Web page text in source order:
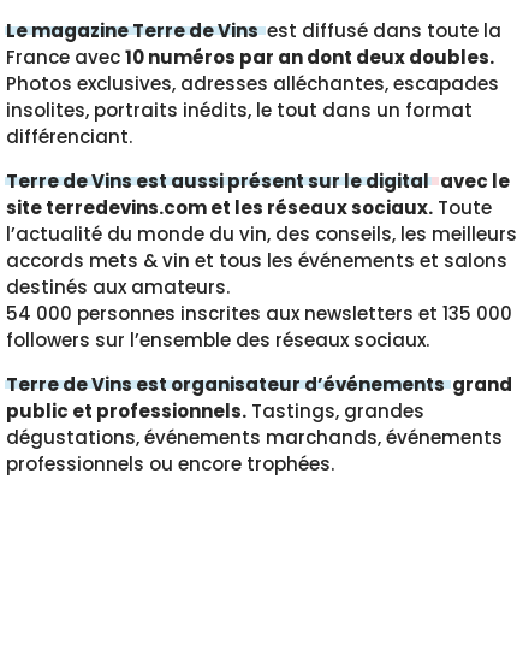
Le magazine Terre de Vins est diffusé dans toute la
France avec10 numéros par an dont deux doubles.
Photos exclusives, adresses alléchantes, escapades
insolites, portraits inédits, le tout dans un format
différenciant.
Terre de Vins est aussi présent sur le digital avec le
site terredevins.com et les réseaux sociaux. Toute
l’actualité du monde du vin, des conseils, les meilleurs
accords mets & vin et tous les événements et salons
destinés aux amateurs.
54 000 personnes inscrites aux newsletters et 135 000
followers sur l’ensemble des réseaux sociaux.
Terre de Vins est organisateur d’événementsgrand
public et professionnels. Tastings, grandes
dégustations, événements marchands, événements
professionnels ou encore trophées.